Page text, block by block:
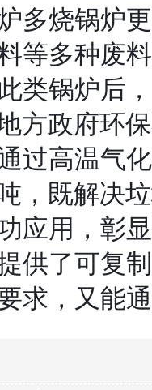
多烧锅炉
等多种废
类锅炉后
方政府环
过高温气
，既解决
应用，彰
供了可复
求，又能